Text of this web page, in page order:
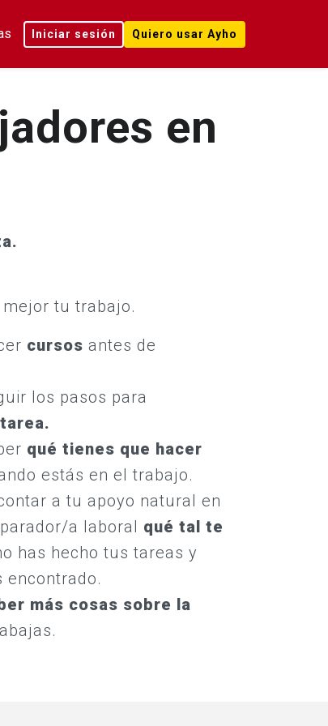
al
Iniciar sesión Quiero usar Ayho
en
tu trabajo.
cursos antes de
los pasos para
qué tienes que hacer
estás en el trabajo.
a tu apoyo natural en
a laboral qué tal te
has hecho tus tareas y
encontrado.
más cosas sobre la